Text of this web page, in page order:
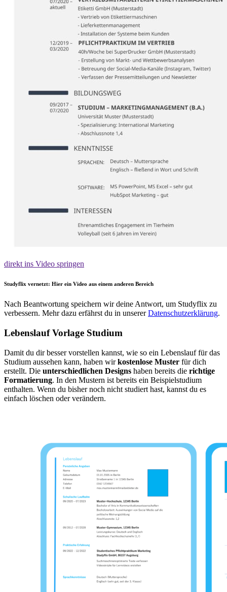
direkt ins Video springen
Studyflix vernetzt: Hier ein Video aus einem anderen Bereich
Nach Beantwortung speichern wir deine Antwort, um Studyflix zu
verbessern. Mehr dazu erfährst du in unsererDatenschutzerklärung.
Lebenslauf Vorlage Studium
Damit du dir besser vorstellen kannst, wie so ein Lebenslauf für das
Studium aussehen kann, haben wirkostenlose Muster für dich
erstellt. Die unterschiedlichen Designs haben bereits die richtige
Formatierung. In den Mustern ist bereits ein Beispielstudium
enthalten. Wenn du bisher noch nicht studiert hast, kannst du es
einfach löschen oder verändern.